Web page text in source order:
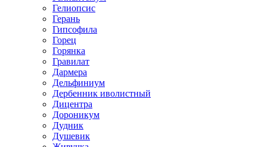
Гелиопсис
Герань
Гипсофила
Горец
Горянка
Гравилат
Дармера
Дельфиниум
Дербенник иволистный
Дицентра
Дороникум
Дудник
Душевик